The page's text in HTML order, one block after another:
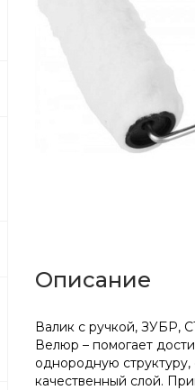
Описание
Валик с ручкой, ЗУБР,
Велюр – помогает
однородную
качественный слой.